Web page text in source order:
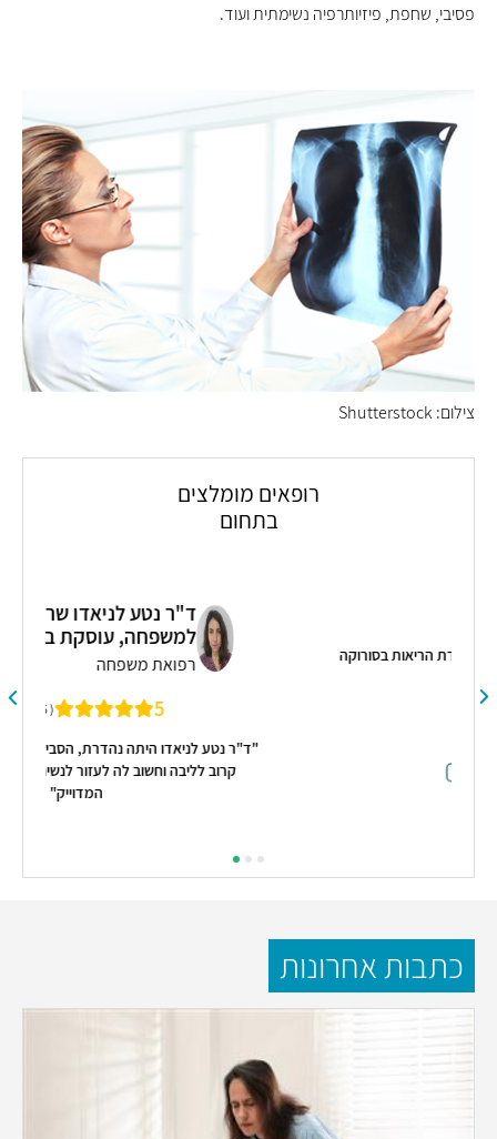
פסיבי, שחפת, פיזיותרפיה נשימתית ועוד.
צילום: Shutterstock
רופאים מומלצים
בתחום
ד"ר נטע לניאדו שריג - מומחית
למשפחה, עוסקת ברפואת גיל המעבר
רפואת משפחה
"ד"ר נטע לניאדו היתה נהדרת, הסבירה על הנושא שברור שהוא
קרוב לליבה וחשוב לה לעזור לנשים ולהתאים את הטיפול
כתבות אחרונות